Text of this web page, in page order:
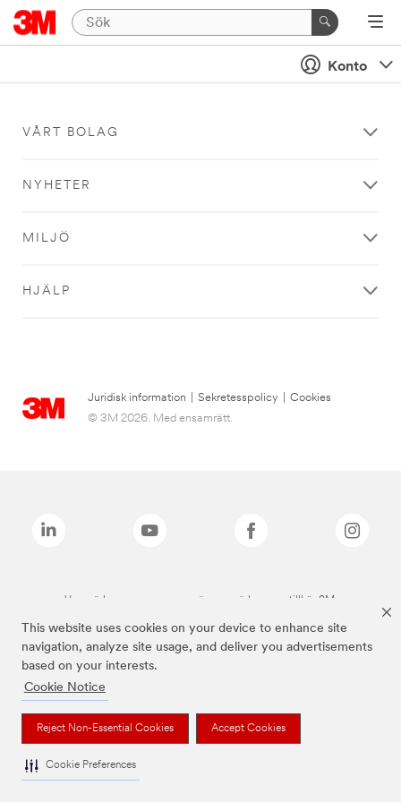
This website uses cookies on your device to enhance site
navigation, analyze site usage, and deliver you advertisements
based on your interests.
Cookie Notice
Reject Non-Essential Cookies Accept Cookies
Cookie Preferences
Konto
VÅRT BOLAG
NYHETER
MILJÖ
HJÄLP
Juridisk information Sekretesspolicy
Cookies
© 3M 2026. Med ensamrätt.
Varumärken som anges ovan är varumärken som tillhör 3M.